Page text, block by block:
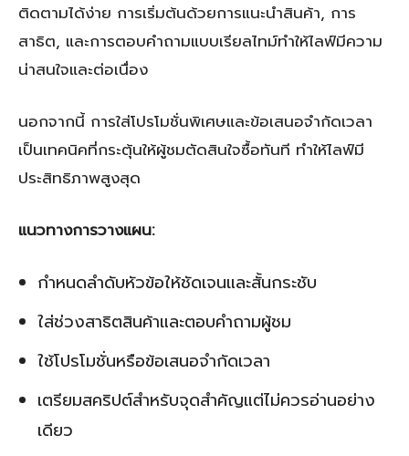
ติดตามได้ง่าย การเริ่มต้นด้วยการแนะนำสินค้า, การ
สาธิต, และการตอบคำถามแบบเรียลไทม์ทำให้ไลฟ์มีความ
น่าสนใจและต่อเนื่อง
นอกจากนี้ การใส่โปรโมชั่นพิเศษและข้อเสนอจำกัดเวลา
เป็นเทคนิคที่กระตุ้นให้ผู้ชมตัดสินใจซื้อทันที ทำให้ไลฟ์มี
ประสิทธิภาพสูงสุด
แนวทางการวางแผน:
กำหนดลำดับหัวข้อให้ชัดเจนและสั้นกระชับ
ใส่ช่วงสาธิตสินค้าและตอบคำถามผู้ชม
ใช้โปรโมชั่นหรือข้อเสนอจำกัดเวลา
เตรียมสคริปต์สำหรับจุดสำคัญแต่ไม่ควรอ่านอย่าง
เดียว